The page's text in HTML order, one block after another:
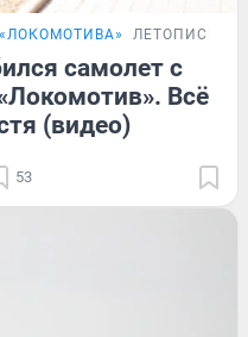
ЛЕТОПИСЬ
самолет с
Всё
(видео)
53